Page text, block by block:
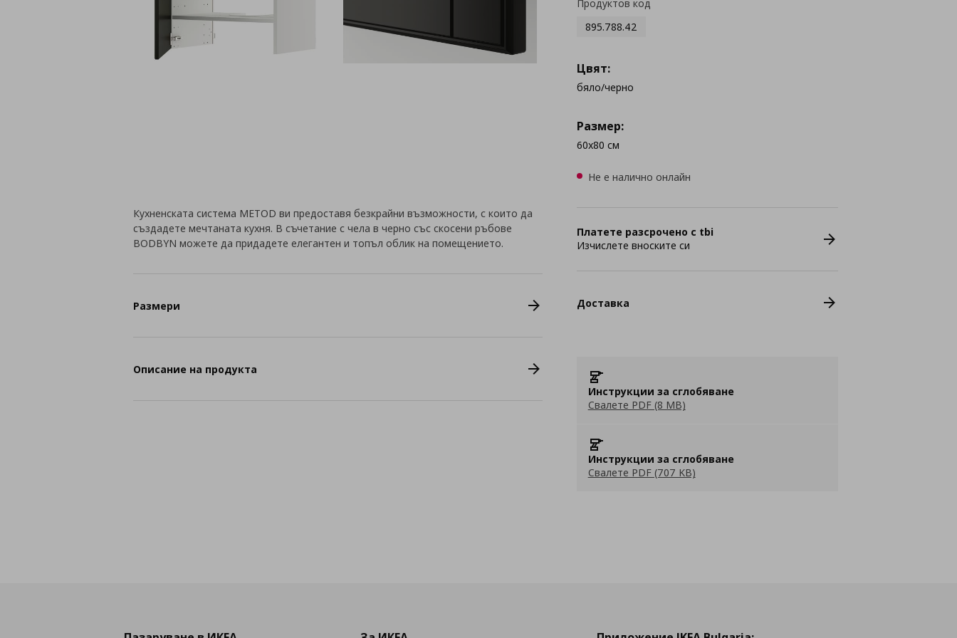
Продуктов код
895.788.42
Цвят:
бяло/черно
Размер:
60x80 см
Не е налично онлайн
Платете разсрочено с tbi
Изчислете вноските си
Доставка
Инструкции за сглобяване
Свалете PDF (8 MB)
Инструкции за сглобяване
Свалете PDF (707 KB)
Кухненската система METOD ви предоставя безкрайни възможности, с които да
създадете мечтаната кухня. В съчетание с чела в черно със скосени ръбове
BODBYN можете да придадете елегантен и топъл облик на помещението.
Размери
Описание на продукта